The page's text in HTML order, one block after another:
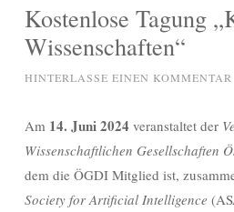
Kostenlose Tagung
Wissenschaften“
HINTERLASSE EINEN KOMMENTAR
Am 14. Juni2024 veranstaltet der
Wissenschaftlichen Gesellschaften
dem die ÖGDI Mitglied ist,
Society for Artificial Intelligence